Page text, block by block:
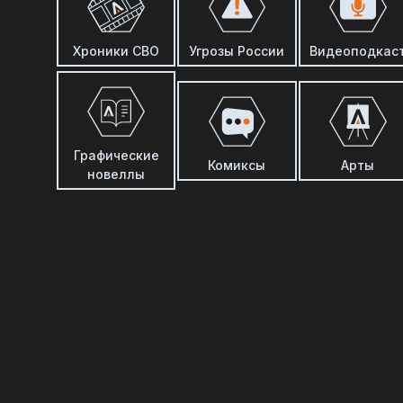
Хроники СВО Угрозы России
Графические
новеллы
Комиксы Арты